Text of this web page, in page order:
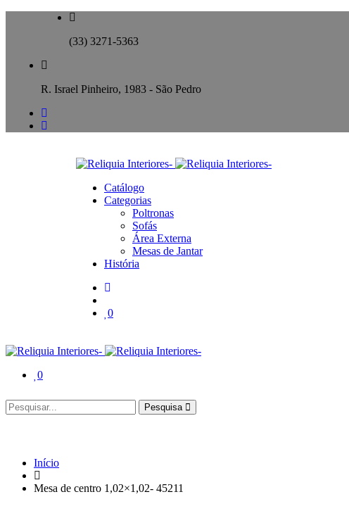
(33) 3271-5363
R. Israel Pinheiro, 1983 - São Pedro
Catálogo
Categorias
Poltronas
Sofás
Área Externa
Mesas de Jantar
História
0
0
Pesquisa
Início
Mesa de centro 1,02×1,02- 45211